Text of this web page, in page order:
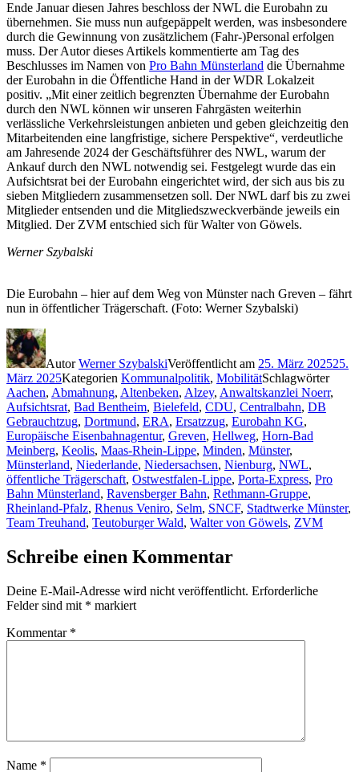
Ende Januar diesen Jahres beschloss der NWL die Eurobahn zu
übernehmen. Sie muss nun aufgepäppelt werden, was insbesondere
durch die Gewinnung von zusätzlichem (Fahr-)Personal erfolgen
muss. Der Autor dieses Artikels kommentierte am Tag des
Beschlusses im Namen von Pro Bahn Münsterland die Übernahme
der Eurobahn in die Öffentliche Hand in der WDR Lokalzeit
positiv. „Mit einer zeitlich begrenzten Übernahme der Eurobahn
durch den NWL können wir unseren Fahrgästen weiterhin
verlässliche Verkehrsleistungen anbieten und geben gleichzeitig den
Mitarbeitenden eine langfristige, sichere Perspektive“, verdeutliche
am Jahresende 2024 der Geschäftsführer des NWL, warum der
Ankauf durch den NWL notwendig sei. Festgelegt wurde das ein
Aufsichtsrat bei der Eurobahn eingerichtet wird, der sich aus bis zu
sieben Mitgliedern zusammensetzen soll. Der NWL darf bis zu zwei
Mitglieder entsenden und die Mitgliedszweckverbände jeweils ein
Mitglied. Der ZVM entschied sich für Walter von Göwels.
Werner Szybalski
Die Eurobahn – hier auf dem Weg von Münster nach Greven – fährt
nun in öffentlicher Trägerschaft. (Foto: Werner Szybalski)
AutorWerner SzybalskiVeröffentlicht am 25. März 202525.
März 2025Kategorien Kommunalpolitik, MobilitätSchlagwörter
Aachen, Abmahnung, Altenbeken, Alzey, Anwaltskanzlei Noerr,
Aufsichtsrat, Bad Bentheim, Bielefeld, CDU, Centralbahn, DB
Gebrauchtzug, Dortmund, ERA, Ersatzzug, Eurobahn KG,
Europäische Eisenbahnagentur, Greven, Hellweg, Horn-Bad
Meinberg, Keolis, Maas-Rhein-Lippe, Minden, Münster,
Münsterland, Niederlande, Niedersachsen, Nienburg, NWL,
öffentliche Trägerschaft, Ostwestfalen-Lippe, Porta-Express, Pro
Bahn Münsterland, Ravensberger Bahn, Rethmann-Gruppe,
Rheinland-Pfalz, Rhenus Veniro, Selm, SNCF, Stadtwerke Münster,
Team Treuhand, Teutoburger Wald, Walter von Göwels, ZVM
Schreibe einen Kommentar
Deine E-Mail-Adresse wird nicht veröffentlicht. Erforderliche
Felder sind mit * markiert
Kommentar *
Name *